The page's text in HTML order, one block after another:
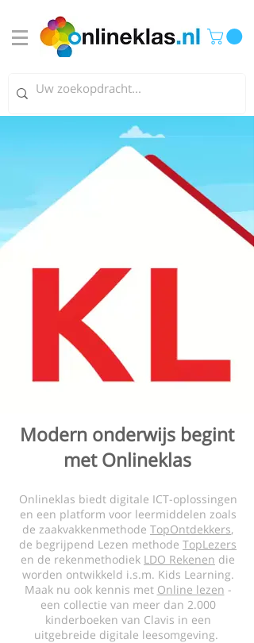
De website van
Onlineklas verhuist!
Schrijf je in en hoor als eerste
e-mail
aanmelden
Modern onderwijs begint
met Onlineklas
Onlineklas biedt digitale ICT-oplossingen
en een platform voor leermiddelen zoals
de zaakvakkenmethode TopOntdekkers,
de begrijpend Lezen methode TopLezers
en de rekenmethodiek LDO Rekenen die
worden ontwikkeld i.s.m. Kids Learning.
Maak nu ook kennis met Online lezen -
een collectie van meer dan 2.000
kinderboeken van Clavis in een
uitgebreide digitale leesomgeving.